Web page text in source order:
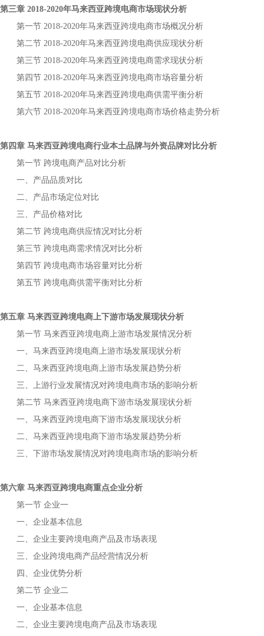
第三章 2018-2020年马来西亚跨境电商市场现状分析
第一节 2018-2020年马来西亚跨境电商市场概况分析
第二节 2018-2020年马来西亚跨境电商供应现状分析
第三节 2018-2020年马来西亚跨境电商需求现状分析
第四节 2018-2020年马来西亚跨境电商市场容量分析
第五节 2018-2020年马来西亚跨境电商供需平衡分析
第六节 2018-2020年马来西亚跨境电商市场价格走势分析
第四章 马来西亚跨境电商行业本土品牌与外资品牌对比分析
第一节 跨境电商产品对比分析
一、产品品质对比
二、产品市场定位对比
三、产品价格对比
第二节 跨境电商供应情况对比分析
第三节 跨境电商需求情况对比分析
第四节 跨境电商市场容量对比分析
第五节 跨境电商供需平衡对比分析
第五章 马来西亚跨境电商 上下游市场发展现状分析
第一节 马来西亚跨境电商 上游市场发展情况分析
一、 马来西亚跨境电商 上游市场发展现状分析
二、 马来西亚跨境电商 上游市场发展趋势分析
三、上游行业发展情况对跨境电商市场的影响分析
第二节 马来西亚跨境电商下游市场发展现状分析
一、 马来西亚跨境电商下游市场发展现状分析
二、 马来西亚跨境电商下游市场发展趋势分析
三、下游市场发展情况对跨境电商市场的影响分析
第六章 马来西亚跨境电商重点企业分析
第一节 企业一
一、企业基本信息
二、企业主要跨境电商产品及市场表现
三、企业跨境电商产品经营情况分析
四、企业优势分析
第二节 企业二
一、企业基本信息
二、企业主要跨境电商产品及市场表现